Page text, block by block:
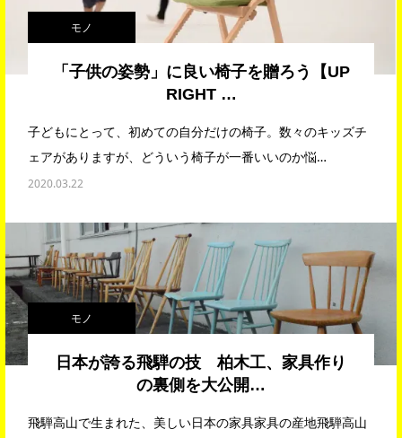
モノ
「子供の姿勢」に良い椅子を贈ろう【UP
RIGHT …
子どもにとって、初めての自分だけの椅子。数々のキッズチ
ェアがありますが、どういう椅子が一番いいのか悩…
2020.03.22
モノ
日本が誇る飛騨の技 柏木工、家具作り
の裏側を大公開…
飛騨高山で生まれた、美しい日本の家具家具の産地飛騨高山